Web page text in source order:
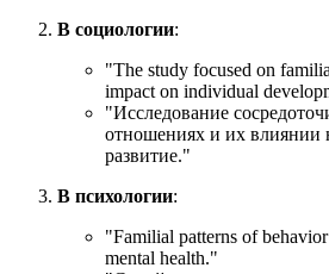
В социологии:
"The study focused on
impact on individual
"Исследование
отношениях и их влиянии
развитие."
В психологии:
"Familial patterns of
mental health."